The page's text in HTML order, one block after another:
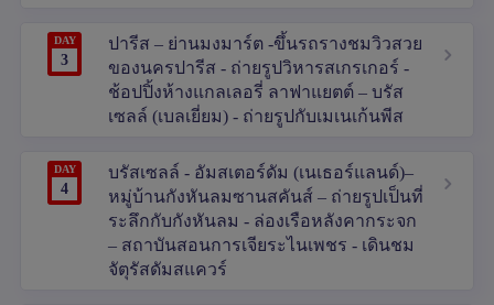
DAY
3
ปารีส – ย่านมงมาร์ต -ขึ้นรถรางชมวิวสวย
ของนครปารีส - ถ่ายรูปวิหารสเกรเกอร์ -
ช้อปปิ้งห้างแกลเลอรี่ ลาฟาแยตต์ – บรัส
เซลล์ (เบลเยี่ยม) - ถ่ายรูปกับเมเนเก้นพีส
DAY
4
บรัสเซลล์ - อัมสเตอร์ดัม (เนเธอร์แลนด์)–
หมู่บ้านกังหันลมซานสคันส์ – ถ่ายรูปเป็นที่
ระลึกกับกังหันลม - ล่องเรือหลังคากระจก
– สถาบันสอนการเจียระไนเพชร - เดินชม
จัตุรัสดัมสแควร์